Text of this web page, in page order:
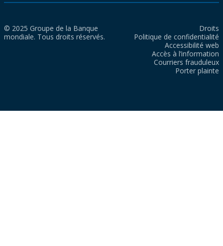
© 2025 Groupe de la Banque
mondiale. Tous droits réservés.
Droits
Politique de confidentialité
Accessibilité web
Accès à l’information
Courriers frauduleux
Porter plainte